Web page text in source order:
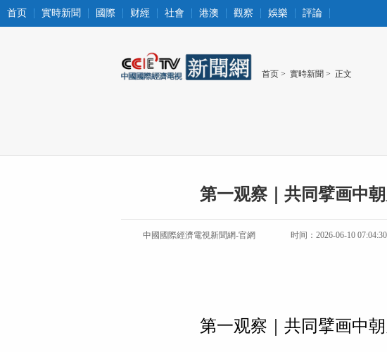
首页 實時新聞 國際 财經 社會 港澳 觀察 娛樂 評論
首页 > 實時新聞 > 正文
第一观察｜共同擘画中
中國國際經濟電視新聞網-官網 时间：2026-06-10 07:04:30
第一观察｜共同擘画中